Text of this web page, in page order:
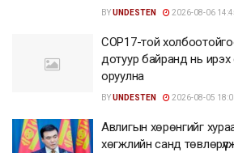
BYUNDESTEN 2026-08-06
COP17-той
дотуур байранд нь
оруулна
BYUNDESTEN 2026-08-05
Авлигын хөрөнгийг
хөгжлийн санд